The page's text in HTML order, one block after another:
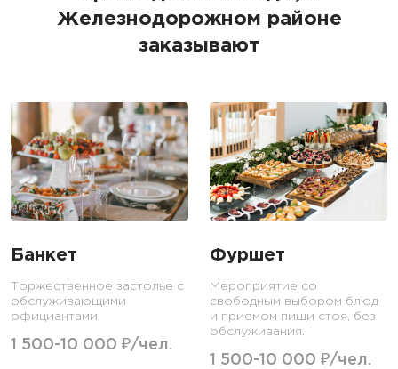
Железнодорожном районе
заказывают
Банкет
Торжественное застолье с
обслуживающими
официантами.
1 500-10 000 ₽/чел.
Фуршет
Мероприятие со
свободным выбором блюд
и приемом пищи стоя, без
обслуживания.
1 500-10 000 ₽/чел.